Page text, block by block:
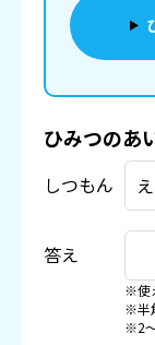
ひみつのあ
しつもん
答え
※使
※半
※2